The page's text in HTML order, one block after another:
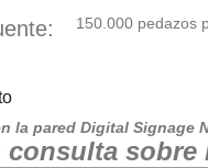
150.000 pedazos
la pared Digital Signage
consulta sobre